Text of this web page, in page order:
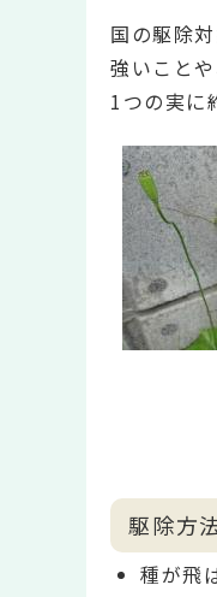
国の駆除
強いこと
1つの実に
駆除方
種が飛